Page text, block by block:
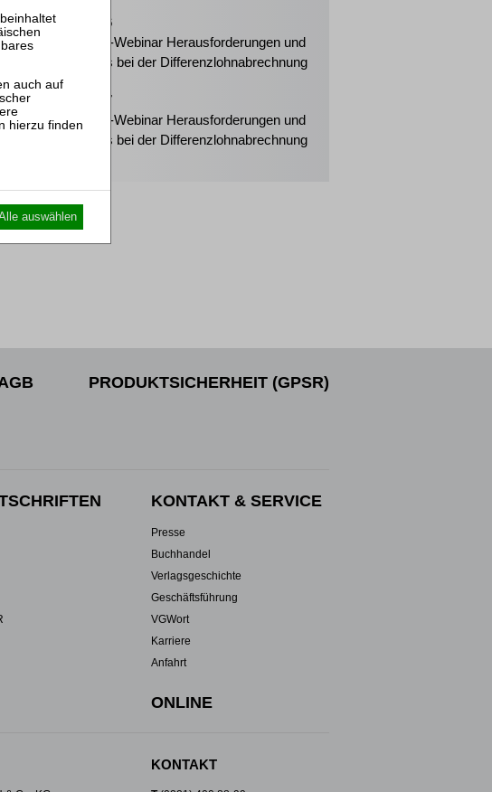
16.09.2026
Mitarbeiter-Webinar Herausforderungen und
Praxistipps bei der Differenzlohnabrechnung
17.02.2027
Mitarbeiter-Webinar Herausforderungen und
Praxistipps bei der Differenzlohnabrechnung
PRODUKTSICHERHEIT (GPSR)
KONTAKT & SERVICE
Presse
Buchhandel
Verlagsgeschichte
Geschäftsführung
VGWort
Karriere
Anfahrt
ONLINE
KONTAKT
auswählen